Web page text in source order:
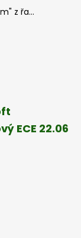
z řa...
ECE 22.06